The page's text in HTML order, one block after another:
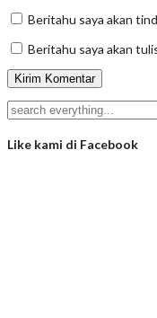
Beritahu saya akan
Beritahu saya akan
Like kami di Facebook